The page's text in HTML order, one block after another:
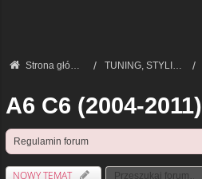
Strona główna TUNING, STYLIZACJA I REZANIE — MODYFIKACJE
A6 C6 (2004-2011)
Regulamin forum
NOWY TEMAT